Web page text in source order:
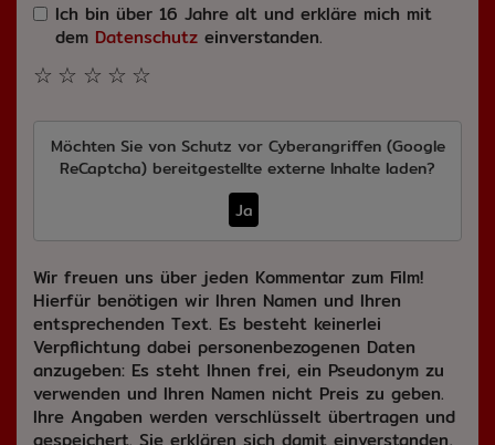
Ich bin über 16 Jahre alt und erkläre mich mit
dem Datenschutz einverstanden.
☆
☆
☆
☆
☆
Möchten Sie von Schutz vor Cyberangriffen (Google
ReCaptcha) bereitgestellte externe Inhalte laden?
Ja
Wir freuen uns über jeden Kommentar zum Film!
Hierfür benötigen wir Ihren Namen und Ihren
entsprechenden Text. Es besteht keinerlei
Verpflichtung dabei personenbezogenen Daten
anzugeben: Es steht Ihnen frei, ein Pseudonym zu
verwenden und Ihren Namen nicht Preis zu geben.
Ihre Angaben werden verschlüsselt übertragen und